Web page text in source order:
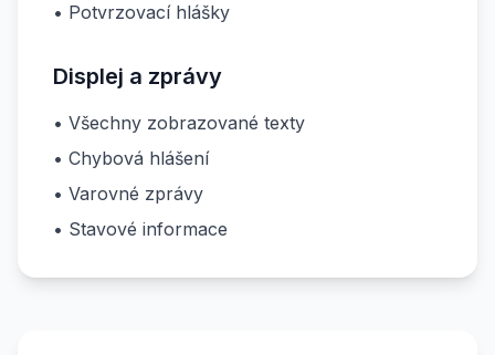
• Potvrzovací hlášky
Displej a zprávy
• Všechny zobrazované texty
• Chybová hlášení
• Varovné zprávy
• Stavové informace